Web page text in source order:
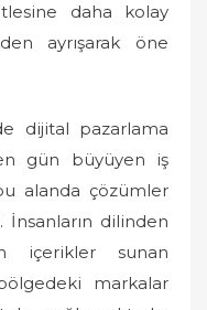
daha kolay
ayrışarak öne
dijital pazarlama
gün büyüyen iş
alanda çözümler
İnsanların dilinden
içerikler sunan
markalar